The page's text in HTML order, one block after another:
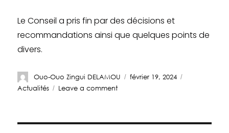
Le Conseil a pris fin par des décisions et
recommandations ainsi que quelques points de
divers.
Ouo-Ouo Zingui DELAMOU
février 19, 2024
Actualités
Leave a comment